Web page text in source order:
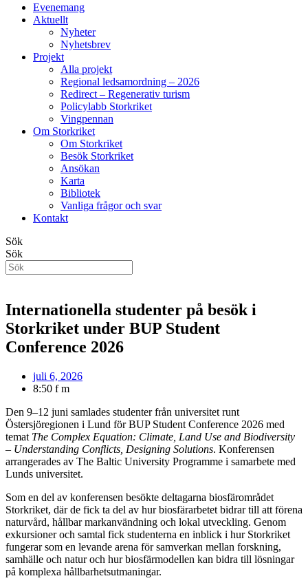
Evenemang
Aktuellt
Nyheter
Nyhetsbrev
Projekt
Alla projekt
Regional ledsamordning – 2026
Redirect – Regenerativ turism
Policylabb Storkriket
Vingpennan
Om Storkriket
Om Storkriket
Besök Storkriket
Ansökan
Karta
Bibliotek
Vanliga frågor och svar
Kontakt
Sök
Sök
Internationella studenter på besök i
Storkriket under BUP Student
Conference 2026
juli 6, 2026
8:50 f m
Den 9–12 juni samlades studenter från universitet runt
Östersjöregionen i Lund för BUP Student Conference 2026 med
temat The Complex Equation: Climate, Land Use and Biodiversity
– Understanding Conflicts, Designing Solutions. Konferensen
arrangerades av The Baltic University Programme i samarbete med
Lunds universitet.
Som en del av konferensen besökte deltagarna biosfärområdet
Storkriket, där de fick ta del av hur biosfärarbetet bidrar till att förena
naturvård, hållbar markanvändning och lokal utveckling. Genom
exkursioner och samtal fick studenterna en inblick i hur Storkriket
fungerar som en levande arena för samverkan mellan forskning,
samhälle och natur och hur biosfärmodellen kan bidra till lösningar
på komplexa hållbarhetsutmaningar.